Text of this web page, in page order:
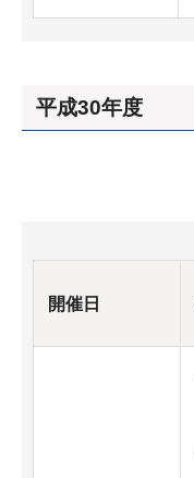
平成30年度
開催日